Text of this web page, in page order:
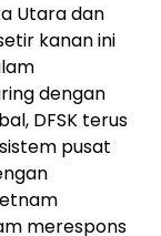
Utara dan
kanan ini
dengan
DFSK terus
pusat
merespons